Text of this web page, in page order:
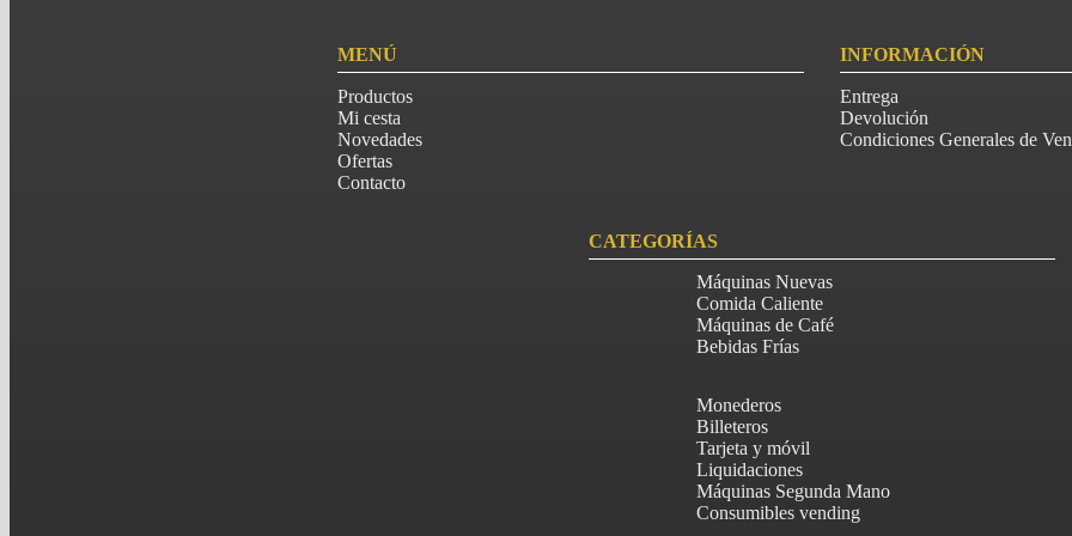
MENÚ
Productos
Mi cesta
Novedades
Ofertas
Contacto
INFORMACIÓN
Entrega
Devolución
Condiciones Generales de
CATEGORÍAS
Máquinas Nuevas
Comida Caliente
Máquinas de Café
Bebidas Frías
Monederos
Billeteros
Tarjeta y móvil
Liquidaciones
Máquinas Segunda Mano
Consumibles vending